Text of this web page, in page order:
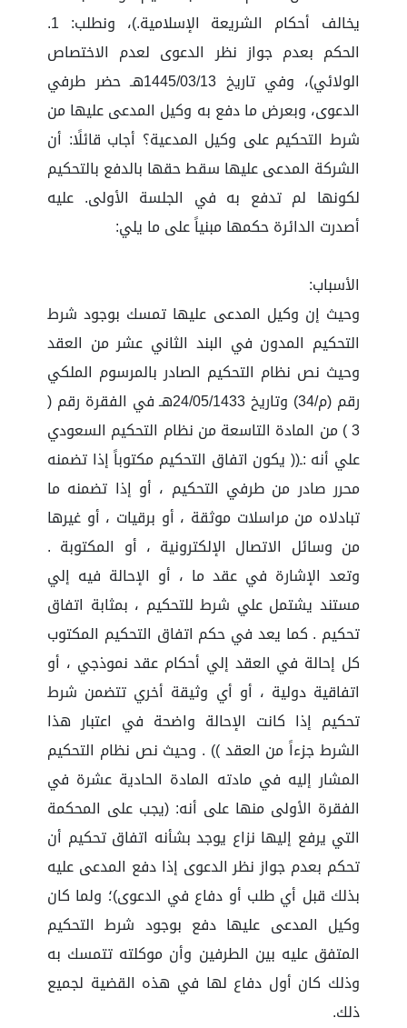
يخالف أحكام الشريعة الإسلامية.)، ونطلب: 1.
الحكم بعدم جواز نظر الدعوى لعدم الاختصاص
الولائي)، وفي تاريخ 1445/03/13هـ حضر طرفي
الدعوى، وبعرض ما دفع به وكيل المدعى عليها من
شرط التحكيم على وكيل المدعية؟ أجاب قائلًا: أن
الشركة المدعى عليها سقط حقها بالدفع بالتحكيم
لكونها لم تدفع به في الجلسة الأولى. عليه
أصدرت الدائرة حكمها مبنياً على ما يلي:
الأسباب:
وحيث إن وكيل المدعى عليها تمسك بوجود شرط
التحكيم المدون في البند الثاني عشر من العقد
وحيث نص نظام التحكيم الصادر بالمرسوم الملكي
رقم (م/34) وتاريخ 24/05/1433هـ في الفقرة رقم (
3 ) من المادة التاسعة من نظام التحكيم السعودي
علي أنه :ـ(( يكون اتفاق التحكيم مكتوباً إذا تضمنه
محرر صادر من طرفي التحكيم ، أو إذا تضمنه ما
تبادلاه من مراسلات موثقة ، أو برقيات ، أو غيرها
من وسائل الاتصال الإلكترونية ، أو المكتوبة .
وتعد الإشارة في عقد ما ، أو الإحالة فيه إلي
مستند يشتمل علي شرط للتحكيم ، بمثابة اتفاق
تحكيم . كما يعد في حكم اتفاق التحكيم المكتوب
كل إحالة في العقد إلي أحكام عقد نموذجي ، أو
اتفاقية دولية ، أو أي وثيقة أخري تتضمن شرط
تحكيم إذا كانت الإحالة واضحة في اعتبار هذا
الشرط جزءاً من العقد )) . وحيث نص نظام التحكيم
المشار إليه في مادته المادة الحادية عشرة في
الفقرة الأولى منها على أنه: (يجب على المحكمة
التي يرفع إليها نزاع يوجد بشأنه اتفاق تحكيم أن
تحكم بعدم جواز نظر الدعوى إذا دفع المدعى عليه
بذلك قبل أي طلب أو دفاع في الدعوى)؛ ولما كان
وكيل المدعى عليها دفع بوجود شرط التحكيم
المتفق عليه بين الطرفين وأن موكلته تتمسك به
وذلك كان أول دفاع لها في هذه القضية لجميع
ذلك.